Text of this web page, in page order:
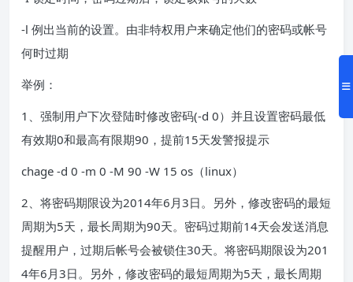
-l 例出当前的设置。由非特权用户来确定他们的密码或帐号
何时过期
举例：
1、强制用户下次登陆时修改密码(-d 0）并且设置密码最低
有效期0和最高有限期90，提前15天发警报提示
chage -d 0 -m 0 -M 90 -W 15 os（linux）
2、将密码期限设为2014年6月3日。另外，修改密码的最短
周期为5天，最长周期为90天。密码过期前14天会发送消息
提醒用户，过期后帐号会被锁住30天。将密码期限设为201
4年6月3日。另外，修改密码的最短周期为5天，最长周期